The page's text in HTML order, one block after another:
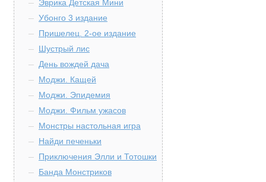
Эврика Детская Мини
Убонго 3 издание
Пришелец. 2-ое издание
Шустрый лис
День вождей дача
Моджи. Кащей
Моджи. Эпидемия
Моджи. Фильм ужасов
Монстры настольная игра
Найди печеньки
Приключения Элли и Тотошки
Банда Монстриков